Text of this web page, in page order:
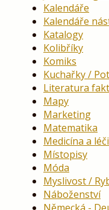
Kalendáře
Kalendáře
Katalogy
Kolibříky
Komiks
Kuchařky /
Literatura
Mapy
Marketing
Matematika
Medicína a
Místopisy
Móda
Myslivost /
Náboženství